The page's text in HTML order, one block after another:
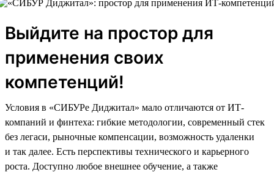
Выйдите на простор для
применения своих
компетенций!
Условия в «СИБУРе Диджитал» мало отличаются от ИТ-
компаний и финтеха: гибкие методологии, современный стек
без легаси, рыночные компенсации, возможность удаленки
и так далее. Есть перспективы технического и карьерного
роста. Доступно любое внешнее обучение, а также